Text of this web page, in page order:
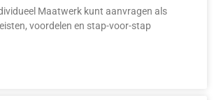
Maatwerk kunt aanvragen als
voordelen en stap-voor-stap